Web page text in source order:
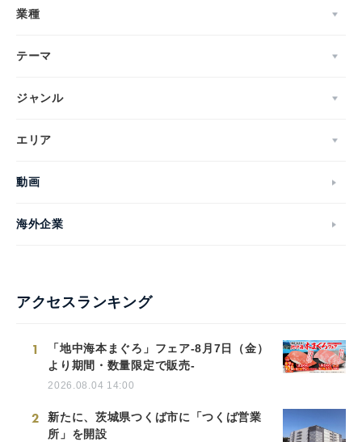
業種
テーマ
ジャンル
エリア
動画
海外企業
アクセスランキング
1
「地中海本まぐろ」フェア-8月7日（金）
より期間・数量限定で販売-
2026.08.04 14:00
2
新たに、茨城県つくば市に「つくば営業
所」を開設